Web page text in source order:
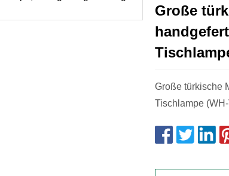
Große
Große türkische
Tischlampe